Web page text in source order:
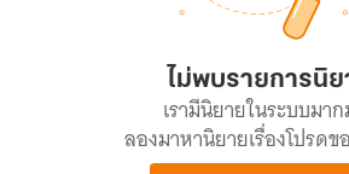
ไม่พบรายการนิย
เรามีนิยายในระบบมา
ลองมาหานิยายเรื่องโปรด